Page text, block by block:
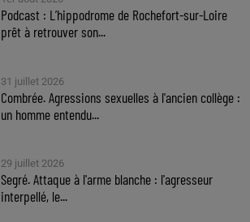
Podcast : L’hippodrome de Rochefort-sur-Loire
prêt à retrouver son...
31 juillet 2026
Combrée. Agressions sexuelles à l'ancien collège :
un homme entendu...
29 juillet 2026
Segré. Attaque à l'arme blanche : l'agresseur
interpellé, le...